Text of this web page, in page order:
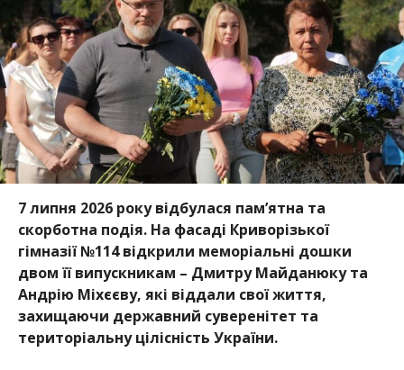
7 липня 2026 року відбулася пам’ятна та
скорботна подія. На фасаді Криворізької
гімназії №114 відкрили меморіальні дошки
двом її випускникам – Дмитру Майданюку та
Андрію Міхєєву, які віддали свої життя,
захищаючи державний суверенітет та
територіальну цілісність України.